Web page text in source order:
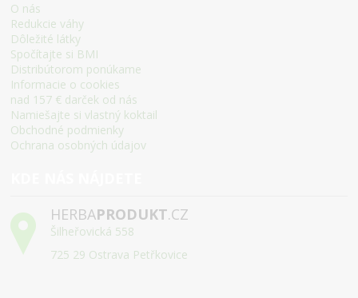
O nás
Redukcie váhy
Dôležité látky
Spočítajte si BMI
Distribútorom ponúkame
Informacie o cookies
nad 157 € darček od nás
Namiešajte si vlastný koktail
Obchodné podmienky
Ochrana osobných údajov
HERBAPRODUKT.CZ
Šilheřovická 558
725 29 Ostrava Petřkovice